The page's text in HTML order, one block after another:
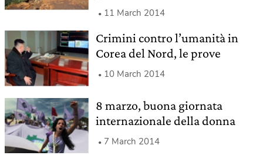
11 March 2014
Crimini contro l’umanità in
Corea del Nord, le prove
10 March 2014
8 marzo, buona giornata
internazionale della donna
7 March 2014